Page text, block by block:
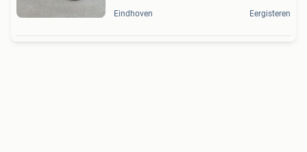
Eindhoven Eergisteren